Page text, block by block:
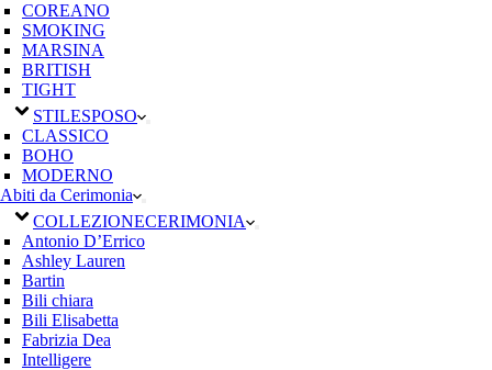
COREANO
SMOKING
MARSINA
BRITISH
TIGHT
STILESPOSO
CLASSICO
BOHO
MODERNO
Abiti da Cerimonia
COLLEZIONECERIMONIA
Antonio D’Errico
Ashley Lauren
Bartin
Bili chiara
Bili Elisabetta
Fabrizia Dea
Intelligere